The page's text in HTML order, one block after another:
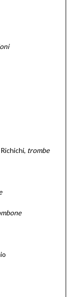
trombe